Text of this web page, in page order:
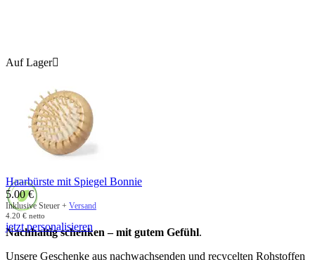
Auf Lager
Nachhaltig schenken – mit gutem Gefühl.
Unsere Geschenke aus nachwachsenden und recycelten Rohstoffen
Haarbürste mit Spiegel Bonnie
5.00 €
Inklusive Steuer + Versand
4.20 € netto
jetzt personalisieren